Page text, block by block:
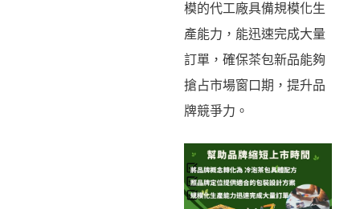
模的代工廠具備規模化生
產能力，能迅速完成大量
訂單，確保茶包新品能夠
搶占市場窗口期，提升品
牌競爭力。